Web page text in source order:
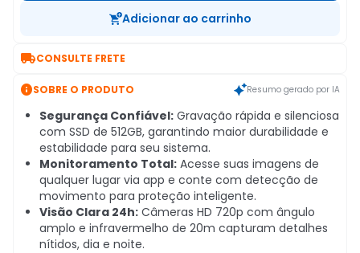
Adicionar ao carrinho
CONSULTE FRETE
SOBRE O PRODUTO Resumo gerado por IA
Segurança Confiável: Gravação rápida e silenciosa
com SSD de 512GB, garantindo maior durabilidade e
estabilidade para seu sistema.
Monitoramento Total: Acesse suas imagens de
qualquer lugar via app e conte com detecção de
movimento para proteção inteligente.
Visão Clara 24h: Câmeras HD 720p com ângulo
amplo e infravermelho de 20m capturam detalhes
nítidos, dia e noite.